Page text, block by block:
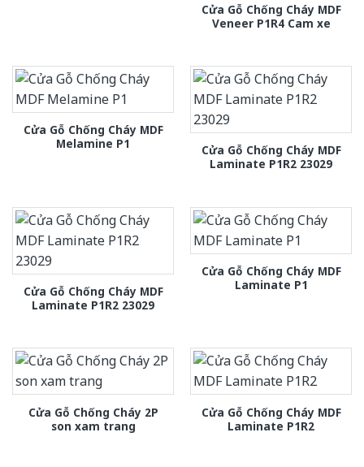
Cửa Gỗ Chống Cháy MDF
Veneer P1R4 Cam xe
Cửa Gỗ Chống Cháy MDF
Melamine P1
Cửa Gỗ Chống Cháy MDF
Laminate P1R2 23029
Cửa Gỗ Chống Cháy MDF
Laminate P1R2 23029
Cửa Gỗ Chống Cháy MDF
Laminate P1
Cửa Gỗ Chống Cháy 2P
son xam trang
Cửa Gỗ Chống Cháy MDF
Laminate P1R2